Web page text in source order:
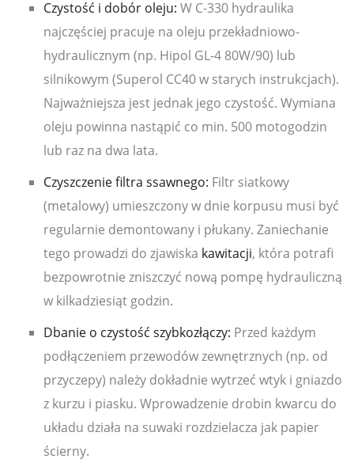
Czystość i dobór oleju: W C-330 hydraulika
najczęściej pracuje na oleju przekładniowo-
hydraulicznym (np. Hipol GL-4 80W/90) lub
silnikowym (Superol CC40 w starych instrukcjach).
Najważniejsza jest jednak jego czystość. Wymiana
oleju powinna nastąpić co min. 500 motogodzin
lub raz na dwa lata.
Czyszczenie filtra ssawnego: Filtr siatkowy
(metalowy) umieszczony w dnie korpusu musi być
regularnie demontowany i płukany. Zaniechanie
tego prowadzi do zjawiska kawitacji, która potrafi
bezpowrotnie zniszczyć nową pompę hydrauliczną
w kilkadziesiąt godzin.
Dbanie o czystość szybkozłączy: Przed każdym
podłączeniem przewodów zewnętrznych (np. od
przyczepy) należy dokładnie wytrzeć wtyk i gniazdo
z kurzu i piasku. Wprowadzenie drobin kwarcu do
układu działa na suwaki rozdzielacza jak papier
ścierny.